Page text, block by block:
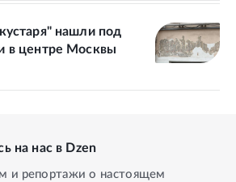
нашли под
в центре Москвы
на нас в Dzen
и репортажи о настоящем